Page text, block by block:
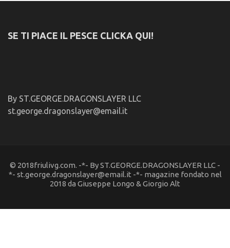
SE TI PIACE IL PESCE CLICKA QUI!
By ST.GEORGE.DRAGONSLAYER LLC
st.george.dragonslayer@email.it
© 2018friulivg.com. -*- By ST.GEORGE.DRAGONSLAYER LLC -
*- st.george.dragonslayer@email.it -*- magazine fondato nel
2018 da Giuseppe Longo & Giorgio Alt